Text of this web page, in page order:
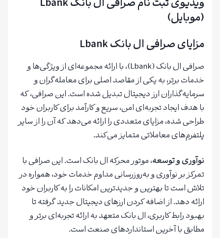
ویدیوی ثبت نام صرافی ال بانک Lbank
(موبایل)
مزایای صرافی ال بانک Lbank
صرافی ال بانک (Lbank)، با ارائه مجموعه‌ای از ویژگی‌ها و
خدمات برتر، به یکی از مقاصد اصلی برای معامله‌گران و
سرمایه‌گذاران ارز دیجیتال تبدیل شده است. این صرافی، که
با هدف ایجاد تجربه‌ای امن، سریع و کارآمد برای کاربران خود
طراحی شده، مزایای متعددی را ارائه می‌دهد که آن را از سایر
پلتفرم‌های معاملاتی متمایز می‌کند.
نوآوری و توسعه، موتور محرکه ال بانک است. این صرافی با
تمرکز بر نوآوری و به‌روزرسانی مداوم خدمات خود، همواره در
تلاش است تا بهترین و جدیدترین امکانات را به کاربران خود
ارائه دهد. از اضافه کردن ارزهای دیجیتال جدید گرفته تا
بهبود رابط کاربری، ال بانک متعهد به ارائه تجربه‌ای برتر و
مطابق با آخرین استانداردهای صنعت است.